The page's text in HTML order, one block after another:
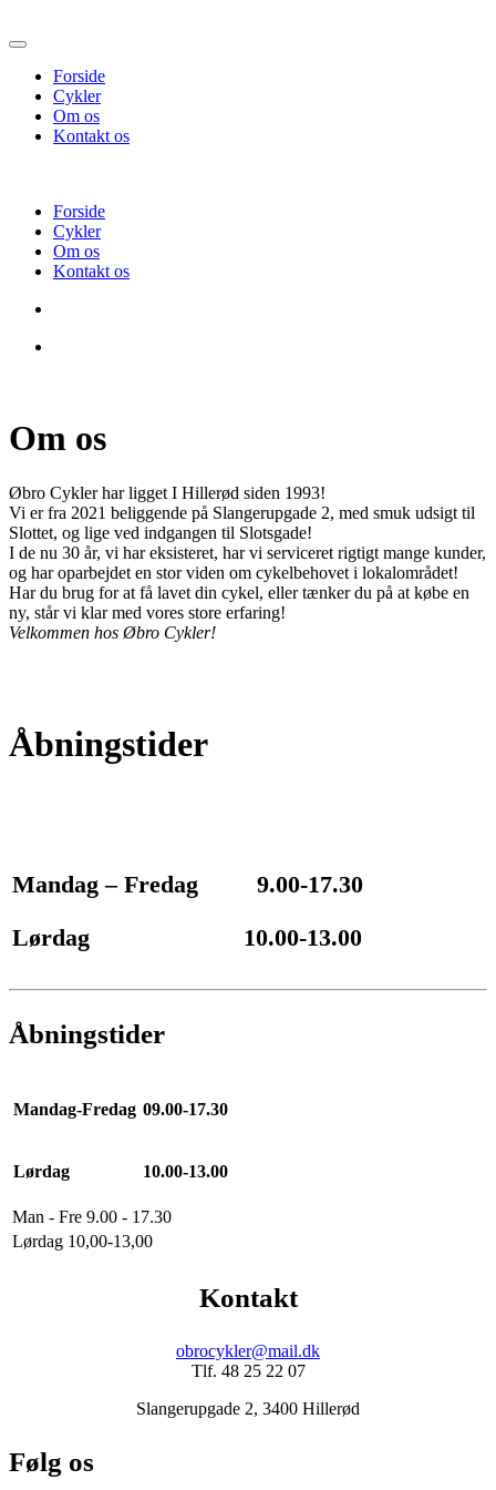
Forside
Cykler
Om os
Kontakt os
Forside
Cykler
Om os
Kontakt os
Om os
Øbro Cykler har ligget I Hillerød siden 1993!
Vi er fra 2021 beliggende på Slangerupgade 2, med smuk udsigt til
Slottet, og lige ved indgangen til Slotsgade!
I de nu 30 år, vi har eksisteret, har vi serviceret rigtigt mange kunder,
og har oparbejdet en stor viden om cykelbehovet i lokalområdet!
Har du brug for at få lavet din cykel, eller tænker du på at købe en
ny, står vi klar med vores store erfaring!
Velkommen hos Øbro Cykler!
Åbningstider
Mandag – Fredag
Lørdag
9.00-17.30
10.00-13.00
Åbningstider
Mandag-Fredag 09.00-17.30
Lørdag 10.00-13.00
Man - Fre 9.00 - 17.30
Lørdag 10,00-13,00
Kontakt
obrocykler@mail.dk
Tlf. 48 25 22 07
Slangerupgade 2, 3400 Hillerød
Følg os